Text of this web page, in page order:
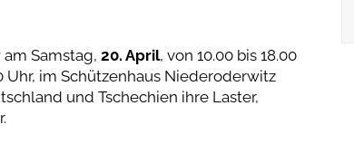
am Samstag, 20. April, von 10.00 bis 18.00
Uhr, im Schützenhaus Niederoderwitz
und Tschechien ihre Laster,